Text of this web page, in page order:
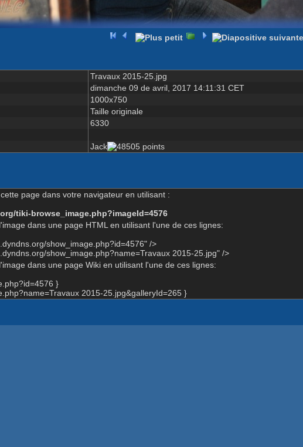
Travaux 2015-25.jpg
dimanche 09 de avril, 2017 14:11:31 CET
1000x750
Taille originale
6330
Jack
page dans votre navigateur en utilisant :
tiki-browse_image.php?imageId=4576
dans une page HTML en utilisant l'une de ces lignes:
show_image.php?id=4576" />
show_image.php?name=Travaux 2015-25.jpg" />
dans une page Wiki en utilisant l'une de ces lignes:
}
2015-25.jpg&galleryId=265 }